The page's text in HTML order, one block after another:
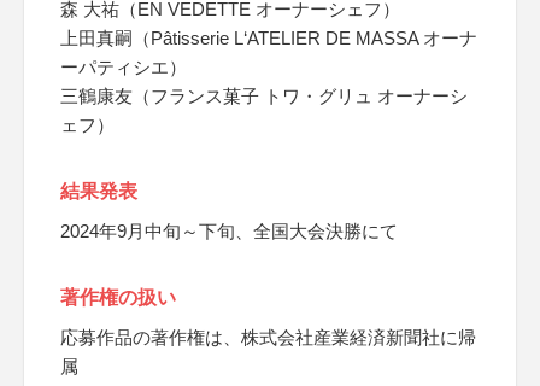
森 大祐（EN VEDETTE オーナーシェフ）
上田真嗣（Pâtisserie L‘ATELIER DE MASSA オーナ
ーパティシエ）
三鶴康友（フランス菓子 トワ・グリュ オーナーシ
ェフ）
結果発表
2024年9月中旬～下旬、全国大会決勝にて
著作権の扱い
応募作品の著作権は、株式会社産業経済新聞社に帰
属